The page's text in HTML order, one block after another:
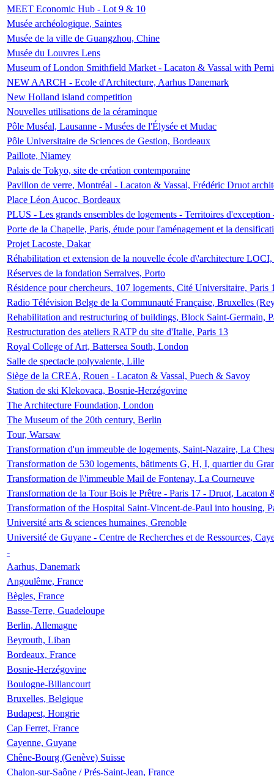
MEET Economic Hub - Lot 9 & 10
Musée archéologique, Saintes
Musée de la ville de Guangzhou, Chine
Musée du Louvres Lens
Museum of London Smithfield Market - Lacaton & Vassal with
NEW AARCH - Ecole d'Architecture, Aarhus Danemark
New Holland island competition
Nouvelles utilisations de la céraminque
Pôle Muséal, Lausanne - Musées de l'Élysée et Mudac
Pôle Universitaire de Sciences de Gestion, Bordeaux
Paillote, Niamey
Palais de Tokyo, site de création contemporaine
Pavillon de verre, Montréal - Lacaton & Vassal, Frédéric Druot
Place Léon Aucoc, Bordeaux
PLUS - Les grands ensembles de logements - Territoires
Porte de la Chapelle, Paris, étude pour l'aménagement et la
Projet Lacoste, Dakar
Réhabilitation et extension de la nouvelle école d\'architecture
Réserves de la fondation Serralves, Porto
Résidence pour chercheurs, 107 logements, Cité Universitaire, Paris
Radio Télévision Belge de la Communauté Française, Bruxelles
Rehabilitation and restructuring of buildings, Block Saint-Germain,
Restructuration des ateliers RATP du site d'Italie, Paris 13
Royal College of Art, Battersea South, London
Salle de spectacle polyvalente, Lille
Siège de la CREA, Rouen - Lacaton & Vassal, Puech & Savoy
Station de ski Klekovaca, Bosnie-Herzégovine
The Architecture Foundation, London
The Museum of the 20th century, Berlin
Tour, Warsaw
Transformation d'un immeuble de logements, Saint-Nazaire, La
Transformation de 530 logements, bâtiments G, H, I, quartier du
Transformation de l\'immeuble Mail de Fontenay, La Courneuve
Transformation de la Tour Bois le Prêtre - Paris 17 - Druot, Lacaton
Transformation of the Hospital Saint-Vincent-de-Paul into housing,
Université arts & sciences humaines, Grenoble
Université de Guyane - Centre de Recherches et de Ressources,
-
Aarhus, Danemark
Angoulême, France
Bègles, France
Basse-Terre, Guadeloupe
Berlin, Allemagne
Beyrouth, Liban
Bordeaux, France
Bosnie-Herzégovine
Boulogne-Billancourt
Bruxelles, Belgique
Budapest, Hongrie
Cap Ferret, France
Cayenne, Guyane
Chêne-Bourg (Genève) Suisse
Chalon-sur-Saône / Prés-Saint-Jean, France